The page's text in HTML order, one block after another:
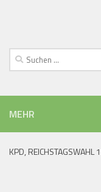
Suchen
nach:
MEHR
KPD, REICHSTAGSWAHL